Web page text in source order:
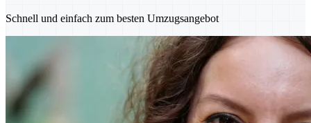
Schnell und einfach zum besten Umzugsangebot